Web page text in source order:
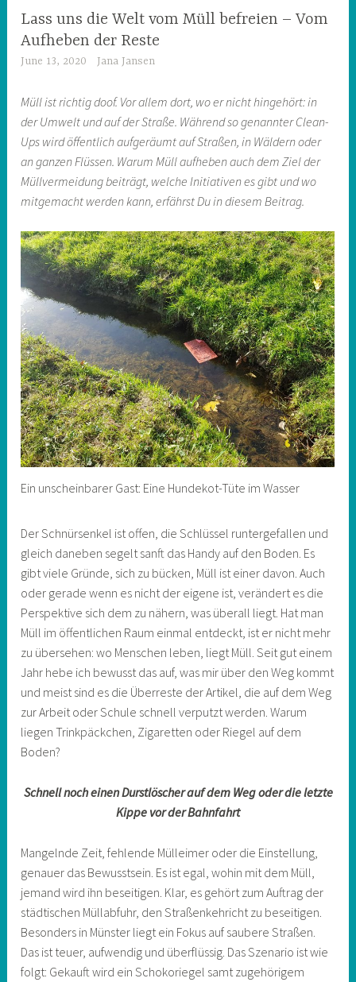
Lass uns die Welt vom Müll befreien – Vom
Aufheben der Reste
June 13, 2020 Jana Jansen
Müll ist richtig doof. Vor allem dort, wo er nicht hingehört: in
der Umwelt und auf der Straße. Während so genannter Clean-
Ups wird öffentlich aufgeräumt auf Straßen, in Wäldern oder
an ganzen Flüssen. Warum Müll aufheben auch dem Ziel der
Müllvermeidung beiträgt, welche Initiativen es gibt und wo
mitgemacht werden kann, erfährst Du in diesem Beitrag.
Ein unscheinbarer Gast: Eine Hundekot-Tüte im Wasser
Der Schnürsenkel ist offen, die Schlüssel runtergefallen und
gleich daneben segelt sanft das Handy auf den Boden. Es
gibt viele Gründe, sich zu bücken, Müll ist einer davon. Auch
oder gerade wenn es nicht der eigene ist, verändert es die
Perspektive sich dem zu nähern, was überall liegt. Hat man
Müll im öffentlichen Raum einmal entdeckt, ist er nicht mehr
zu übersehen: wo Menschen leben, liegt Müll. Seit gut einem
Jahr hebe ich bewusst das auf, was mir über den Weg kommt
und meist sind es die Überreste der Artikel, die auf dem Weg
zur Arbeit oder Schule schnell verputzt werden. Warum
liegen Trinkpäckchen, Zigaretten oder Riegel auf dem
Boden?
Schnell noch einen Durstlöscher auf dem Weg oder die letzte
Kippe vor der Bahnfahrt
Mangelnde Zeit, fehlende Mülleimer oder die Einstellung,
genauer das Bewusstsein. Es ist egal, wohin mit dem Müll,
jemand wird ihn beseitigen. Klar, es gehört zum Auftrag der
städtischen Müllabfuhr, den Straßenkehricht zu beseitigen.
Besonders in Münster liegt ein Fokus auf saubere Straßen.
Das ist teuer, aufwendig und überflüssig. Das Szenario ist wie
folgt: Gekauft wird ein Schokoriegel samt zugehörigem